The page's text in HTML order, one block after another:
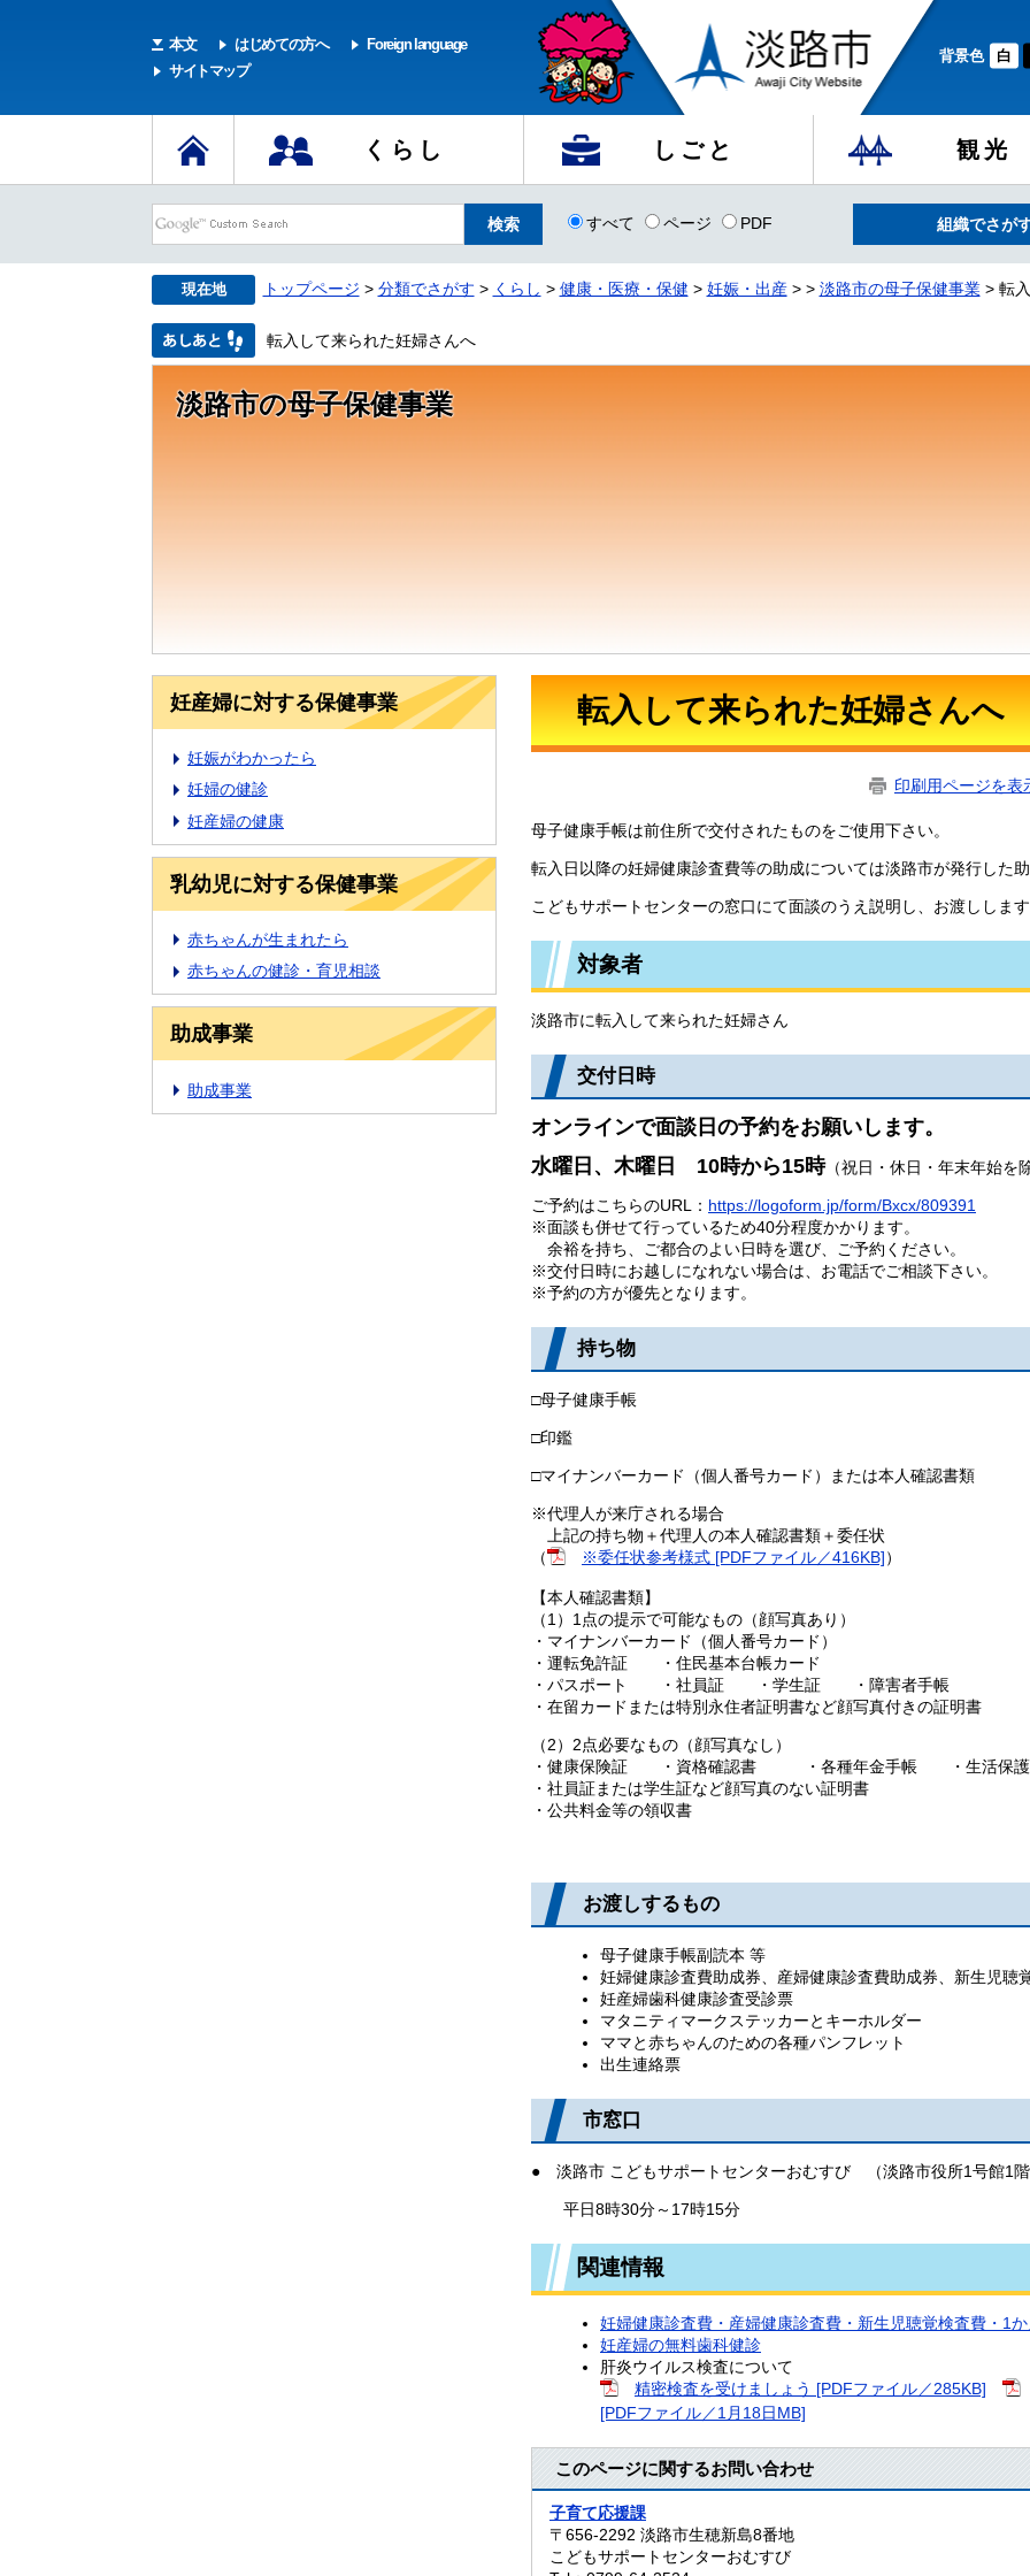
本文 はじめての方へ
Foreign language
サイトマップ
背景色 白
くらし しごと 観光
すべて ページ PDF 組織でさが
現在地 トップページ > 分類でさがす > くらし > 健康・医療・保健 > 妊娠・出産> > 淡路市の母子保健事業> 転
転入して来られた妊婦さんへ
淡路市の母子保健事業
妊産婦に対する保健事業
妊娠がわかったら
妊婦の健診
妊産婦の健康
乳幼児に対する保健事業
赤ちゃんが生まれたら
赤ちゃんの健診・育児相談
助成事業
助成事業
転入して来られた妊婦さんへ
印刷用ページを表
母子健康手帳は前住所で交付されたものをご使用下さい。
転入日以降の妊婦健康診査費等の助成については淡路市が発行した
こどもサポートセンターの窓口にて面談のうえ説明し、お渡ししま
対象者
淡路市に転入して来られた妊婦さん
交付日時
オンラインで面談日の予約をお願いします。
水曜日、木曜日 10時から15時（祝日・休日・年末年始を
ご予約はこちらのURL： https://logoform.jp/form/Bxcx/809391
※面談も併せて行っているため40分程度かかります。
余裕を持ち、ご都合のよい日時を選び、ご予約ください。​
※交付日時にお越しになれない場合は、お電話でご相談下さい。
※​予約の方が優先となります。
持ち物
□母子健康手帳
□印鑑
□マイナンバーカード（個人番号カード）または本人確認書類
※代理人が来庁される場合
上記の持ち物＋代理人の本人確認書類＋委任状
（
※委任状参考様式 [PDFファイル／416KB]）
【本人確認書類】
（1）1点の提示で可能なもの（顔写真あり）
・マイナンバーカード（個人番号カード）
・運転免許証 ・住民基本台帳カード
・パスポート ・社員証 ・学生証 ・障害者手帳
・在留カードまたは特別永住者証明書など顔写真付きの証明書
（2）2点必要なもの（顔写真なし）
・健康保険証 ・資格確認書 ・各種年金手帳 ・生活保護
・社員証または学生証など顔写真のない証明書
・公共料金等の領収書
お渡しするもの
母子健康手帳副読本 等
妊婦健康診査費助成券、産婦健康診査費助成券、新生児聴
妊産婦歯科健康診査受診票
マタニティマークステッカーとキーホルダー
ママと赤ちゃんのための各種パンフレット
出生連絡票
市窓口
● 淡路市 こどもサポートセンターおむすび （淡路市役所1号館1
平日8時30分～17時15分
関連情報
妊婦健康診査費・産婦健康診査費・新生児聴覚検査費・1
妊産婦の無料歯科健診
肝炎ウイルス検査について
精密検査を受けましょう [PDFファイル／285KB]
[PDFファイル／1月18日MB]
このページに関するお問い合わせ
子育て応援課
〒656-2292 淡路市生穂新島8番地
こどもサポートセンターおむすび